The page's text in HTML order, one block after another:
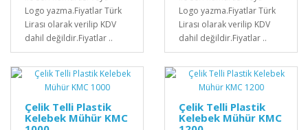
Logo yazma.Fiyatlar Türk
Lirası olarak verilip KDV
dahil değildir.Fiyatlar ..
Logo yazma.Fiyatlar Türk
Lirası olarak verilip KDV
dahil değildir.Fiyatlar ..
Çelik Telli Plastik
Kelebek Mühür KMC
Çelik Telli Plastik
Kelebek Mühür KMC